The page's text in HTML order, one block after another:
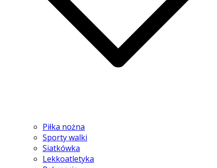
Piłka nożna
Sporty walki
Siatkówka
Lekkoatletyka